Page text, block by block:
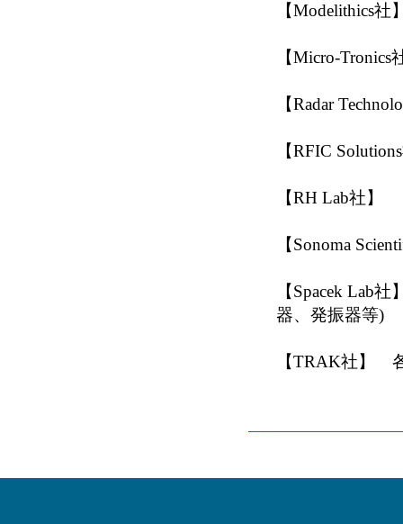
【Modelithics
【Micro-
【Radar
【RFIC
【RH Lab社】
【Sonoma
【Spacek Lab
器、発振器等)
【TRAK社】